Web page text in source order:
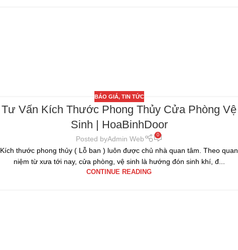
BÁO GIÁ, TIN TỨC
Tư Vấn Kích Thước Phong Thủy Cửa Phòng Vệ
Sinh | HoaBinhDoor
Posted byAdmin Web 0
Kích thước phong thủy ( Lỗ ban ) luôn được chủ nhà quan tâm. Theo quan
niệm từ xưa tới nay, cửa phòng, vệ sinh là hướng đón sinh khí, đ...
CONTINUE READING